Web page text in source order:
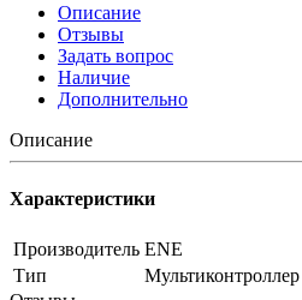
Описание
Отзывы
Задать вопрос
Наличие
Дополнительно
Описание
Характеристики
Производитель ENE
Тип
Мультиконтроллер